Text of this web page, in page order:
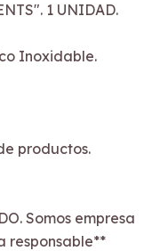
1 UNIDAD.
Inoxidable.
productos.
Somos empresa
responsable**